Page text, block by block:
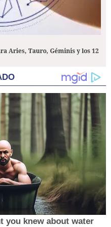
Aries, Tauro, Géminis y los 12
you knew about water